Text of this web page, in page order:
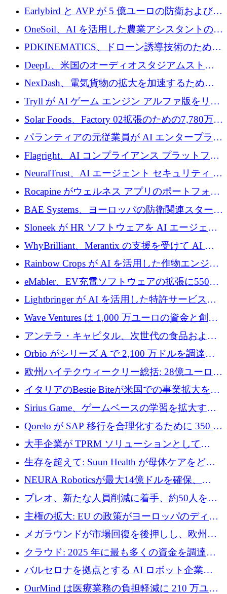
ユーロでMinisaを支援
Earlybird と AVP が 5 億ユーロの防衛および二
重用途の成長基金である E2D を立ち上げる
OneSoil、AI を活用した農業アシスタントの拡
大に​​ 100 万ユーロを確保
PDKINEMATICS、ドローン誘導技術のために
200 万ユーロを調達
DeepL、米国のオーディオスタジアムストリ
ーミング事業Mixhaloを買収
NexDash、電気貨物の拡大を加速するために
EIT Urban Mobilityから250万ユーロを確保
Tryll が AI ゲーム エンジン アルファ版をリリ
ースし、60 万ドルのプレシード資金を確保
Solar Foods、Factory 02拡張のための7,780万ユ
ーロの資金調達パッケージを獲得
パランティアの元従業員が AI エンタープライ
ズ スタートアップの Conduct に 6,000 万ドル
を調達
Flagright、AI コンプライアンス プラットフォ
ームを拡張するためにシリーズ A で 1,250 万
ドルを確保
NeuralTrust、AI エージェント セキュリティ プ
ラットフォームの拡張に 2,000 万ドルを調達
Rocapine がウェルネス アプリのポートフォリ
オを拡大するためにシリーズ A で 1,300 万ド
ルを調達
BAE Systems、ヨーロッパの防衛関連スタート
アップの規模拡大を支援するために 5,000 万
ユーロの支援を開始
Sloneek が HR ソフトウェアを AI エージェン
トに変えるために 600 万ドルを調達
WhyBrilliant、Merantix の支援を受けて AI 求
人マッチングを拡大するために 100 万ユーロ
Rainbow Crops が AI を活用した作物エンジニ
アリングを拡張するために 970 万ユーロを調
eMabler、EV充電ソフトウェアの拡張に550万
ユーロを確保
Lightbringer が AI を活用した特許サービスを
拡大するために 1,000 万ドルを調達
Wave Ventures は 1,000 万ユーロの資金と創設
者補助金で 10 周年を迎える
アンテラ・キャピタル、次世代の食品および
アグリテクノロジーのイノベーションを支援
するファンド III の初回クローズ額が 1 億ドル
に到達
Orbio がシリーズ A で 2,100 万ドルを調達、
AI 労働力管理を世界の最前線の労働者に提供
欧州ハイテクウィークリー総括: 28億ユーロの
取引と5月のハイライト
イタリアのBestie Biteが米国での事業拡大を加
速するために150万ユーロを調達
Sirius Game、ゲームベースの学習を拡大する
ために 130 万ユーロの資金調達を完了
Qorelo が SAP 移行を合理化するために 350 万
ドルを調達
大手企業が TPRM ソリューションとして
Vanta を選択する理由
生存を超えて: Suun Health が母体ケアをどの
ように再考しているか
NEURA Roboticsが最大14億ドルを確保、
Bending Spoonsが米国IPOを申請、英国首相が
4億ポンドのチップ計画を発表
プレオ、新たな人員削減に着手、約50人を解
雇
主権の拡大: EU の政策がヨーロッパのディー
プテック戦略をどのように再構築しているか
メガラウンドが市場回復を後押しし、欧州の
ハイテク資金調達は5月に105億ユーロに回復
クラウド: 2025 年に最も多くの資金を調達し
た 10 社
バルセロナを拠点とする AI ロボット企業
Theker が 8,500 万ドルを調達
OurMind は医療業務の負担軽減に 210 万ユー